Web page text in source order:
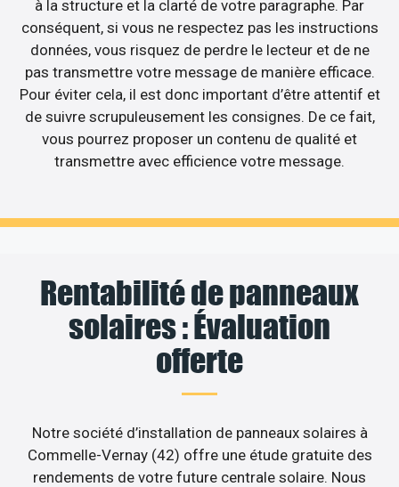
à la structure et la clarté de votre paragraphe. Par
conséquent, si vous ne respectez pas les instructions
données, vous risquez de perdre le lecteur et de ne
pas transmettre votre message de manière efficace.
Pour éviter cela, il est donc important d’être attentif et
de suivre scrupuleusement les consignes. De ce fait,
vous pourrez proposer un contenu de qualité et
transmettre avec efficience votre message.
Rentabilité de panneaux
solaires : Évaluation
offerte
Notre société d’installation de panneaux solaires à
Commelle-Vernay (42) offre une étude gratuite des
rendements de votre future centrale solaire. Nous